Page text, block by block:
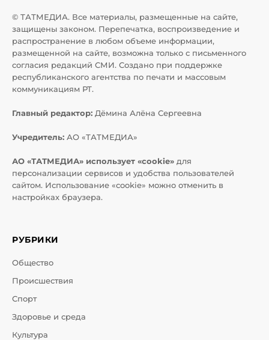
© ТАТМЕДИА. Все материалы, размещенные на сайте,
защищены законом. Перепечатка, воспроизведение и
распространение в любом объеме информации,
размещенной на сайте, возможна только с письменного
согласия редакций СМИ. Создано при поддержке
республиканского агентства по печати и массовым
коммуникациям РТ.
Главный редактор: Дёмина Алёна Сергеевна
Учредитель: АО «ТАТМЕДИА»
АО «ТАТМЕДИА» использует «cookie» для
персонализации сервисов и удобства пользователей
сайтом. Использование «cookie» можно отменить в
настройках браузера.
РУБРИКИ
Общество
Происшествия
Спорт
Здоровье и среда
Культура